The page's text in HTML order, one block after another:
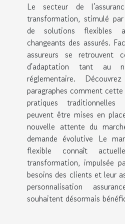
Le secteur de
transformation, stimulé
de solutions flexibles
changeants des assurés.
assureurs se retrouvent
d'adaptation tant au
réglementaire.
paragraphes comment
pratiques
peuvent être mises en
nouvelle attente du
demande évolutive Le
flexible connaît
transformation, impulsée
besoins des clients et leur
personnalisation
souhaitent désormais